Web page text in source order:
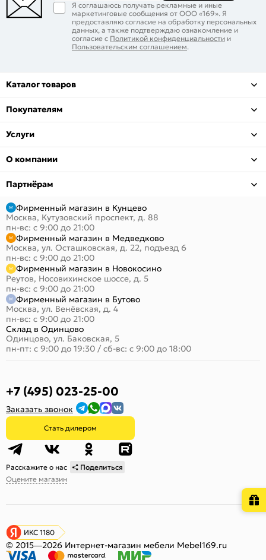
Я соглашаюсь получать рекламные и иные
маркетинговые сообщения от ООО «169». Я
предоставляю согласие на обработку персональных
данных, а также подтверждаю ознакомление и
согласие с Политикой конфиденциальности и
Пользовательским соглашением.
Каталог товаров
Покупателям
Услуги
О компании
Партнёрам
Фирменный магазин в Кунцево
Москва, Кутузовский проспект, д. 88
пн-вс: с 9:00 до 21:00
Фирменный магазин в Медведково
Москва, ул. Осташковская, д. 22, подъезд 6
пн-вс: с 9:00 до 21:00
Фирменный магазин в Новокосино
Реутов, Носовихинское шоссе, д. 5
пн-вс: с 9:00 до 21:00
Фирменный магазин в Бутово
Москва, ул. Венёвская, д. 4
пн-вс: с 9:00 до 21:00
Склад в Одинцово
Одинцово, ул. Баковская, 5
пн-пт: с 9:00 до 19:30 / сб-вс: с 9:00 до 18:00
+7 (495) 023-25-00
Заказать звонок
Стать дилером
Расскажите о нас
Поделиться
Оцените магазин
ИКС 1180
© 2015—2026 Интернет-магазин мебели Mebel169.ru